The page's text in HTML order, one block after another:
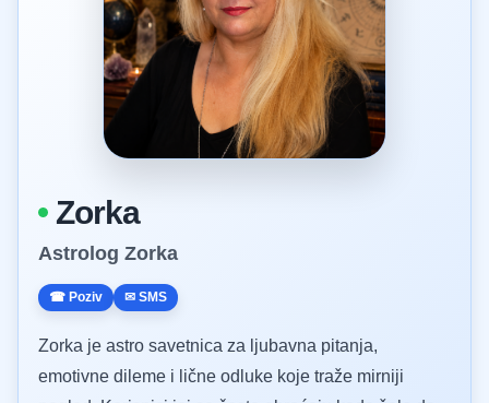
Zorka
Astrolog Zorka
☎ Poziv ✉ SMS
Zorka je astro savetnica za ljubavna pitanja,
emotivne dileme i lične odluke koje traže mirniji